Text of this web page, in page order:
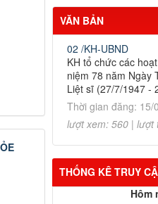
VĂN BẢN
02 /KH-UBND
KH tổ chức các
niệm 78 năm Ngày
Liệt sĩ (27/7/1947 -
Thời gian đăng: 15/
lượt xem: 560 | lượt
THỐNG KÊ TRUY
Hôm